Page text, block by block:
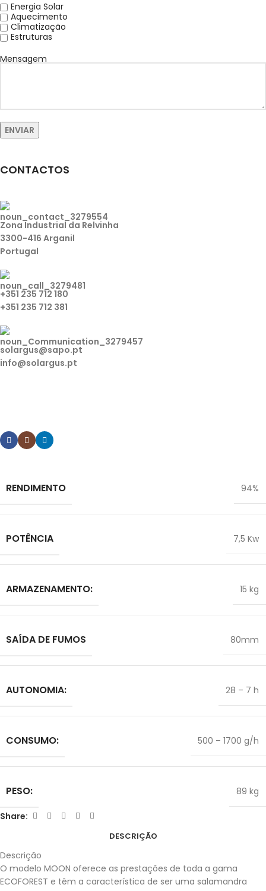
Energia Solar
Aquecimento
Climatização
Estruturas
Mensagem
CONTACTOS
Zona Industrial da Relvinha
3300-416 Arganil
Portugal
+351 235 712 180
+351 235 712 381
solargus@sapo.pt
info@solargus.pt
RENDIMENTO 94%
POTÊNCIA 7,5 Kw
ARMAZENAMENTO: 15 kg
SAÍDA DE FUMOS 80mm
AUTONOMIA: 28 – 7 h
CONSUMO: 500 – 1700 g/h
PESO: 89 kg
Share:
DESCRIÇÃO
Descrição
O modelo MOON oferece as prestações de toda a gama
ECOFOREST e têm a característica de ser uma salamandra